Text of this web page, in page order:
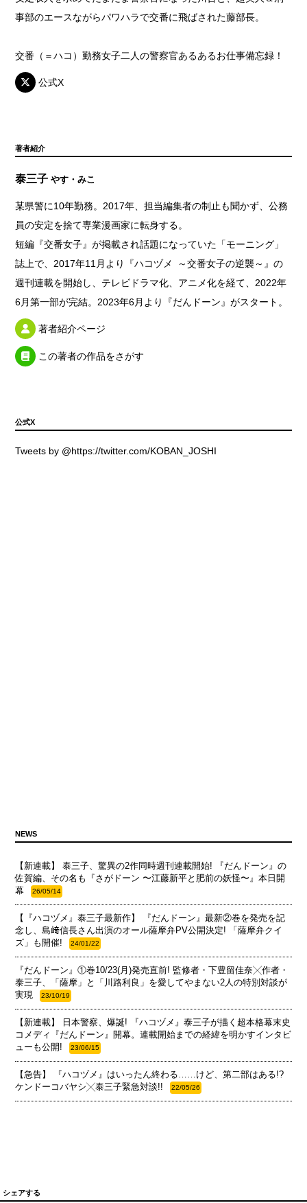
事部のエースながらパワハラで交番に飛ばされた藤部長。
交番（＝ハコ）勤務女子二人の警察官あるあるお仕事備忘録！
公式X
著者紹介
泰三子やす・みこ
某県警に10年勤務。2017年、担当編集者の制止も聞かず、公務
員の安定を捨て専業漫画家に転身する。
短編『交番女子』が掲載され話題になっていた「モーニング」
誌上で、2017年11月より『ハコヅメ ～交番女子の逆襲～』の
週刊連載を開始し、テレビドラマ化、アニメ化を経て、2022年
6月第一部が完結。2023年6月より『だんドーン』がスタート。
著者紹介ページ
この著者の作品をさがす
公式X
Tweets by @https://twitter.com/KOBAN_JOSHI
NEWS
【新連載】 泰三子、驚異の2作同時週刊連載開始! 『だんドーン』の
佐賀編、その名も『さがドーン 〜江藤新平と肥前の妖怪〜』本日開
幕
26/05/14
【『ハコヅメ』泰三子最新作】 『だんドーン』最新②巻を発売を記
念し、島﨑信長さん出演のオール薩摩弁PV公開決定! 「薩摩弁クイ
ズ」も開催!
24/01/22
『だんドーン』①巻10/23(月)発売直前! 監修者・下豊留佳奈╳作者・
泰三子、「薩摩」と「川路利良」を愛してやまない2人の特別対談が
実現
23/10/19
【新連載】 日本警察、爆誕! 『ハコヅメ』泰三子が描く超本格幕末史
コメディ『だんドーン』開幕。連載開始までの経緯を明かすインタビ
ューも公開!
23/06/15
【急告】 『ハコヅメ』はいったん終わる……けど、第二部はある!?
ケンドーコバヤシ╳泰三子緊急対談!!
22/05/26
シェアする